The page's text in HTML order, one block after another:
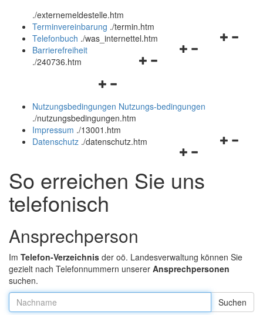
und
schließen
./externemeldestelle.htm
Terminvereinbarung ./termin.htm
Navigationsmenü
Telefonbuch ./was_internettel.htm
Navigationsmenü
Barrierefreiheit
./240736.htm
Navigationsmenü
und
schließen
Nutzungsbedingungen Nutzungs-bedingungen
./nutzungsbedingungen.htm
Impressum ./13001.htm
Navigationsmenü
und
schließen
Datenschutz ./datenschutz.htm
So erreichen Sie uns
telefonisch
Ansprechperson
Im Telefon-Verzeichnis der oö. Landesverwaltung können Sie
gezielt nach Telefonnummern unserer Ansprechpersonen
suchen.
Nachname: